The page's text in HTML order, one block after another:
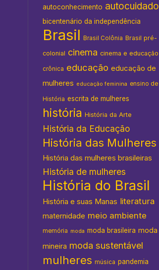
autoconhecimento autocuidado
bicentenário da independência
Brasil Brasil Colônia Brasil pré-
colonial cinema cinema e educação
crônica educação educação de
mulheres educação feminina ensino de
História escrita de mulheres
história História da Arte
História da Educação
História das Mulheres
História das mulheres brasileiras
História de mulheres
História do Brasil
História e suas Manas literatura
maternidade meio ambiente
memória moda moda brasileira moda
mineira moda sustentável
mulheres música pandemia